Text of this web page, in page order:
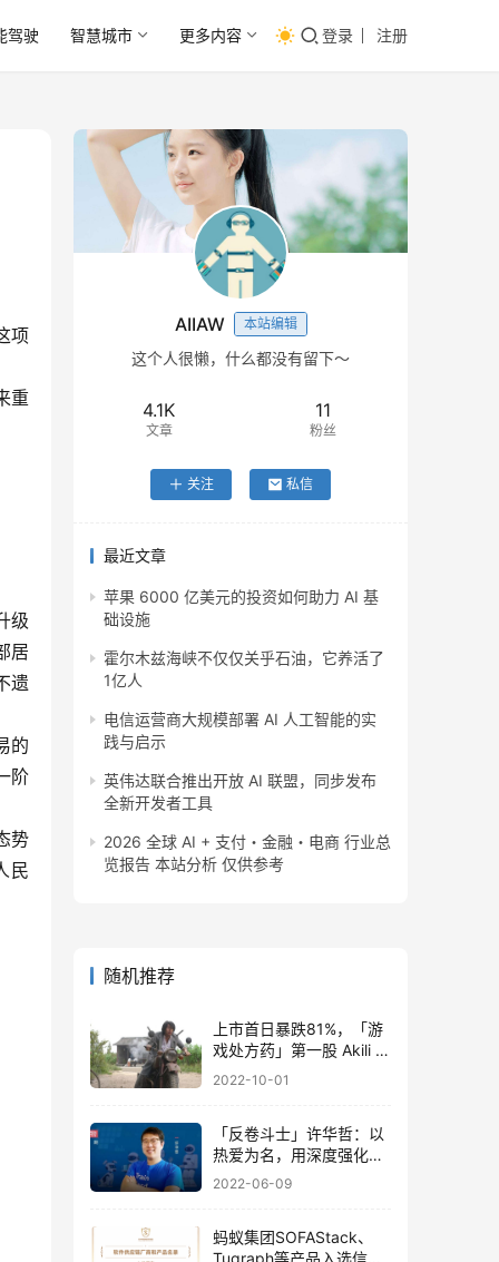
驾驶 智慧城市 更多内容 登录 注册
项
重
级
居
遗
的
阶
势
民
AIIAW 本站编辑
这个人很懒，什么都没有留下～
4.1K
文章
11
粉丝
关注 私信
最近文章
苹果 6000 亿美元的投资如何助力 AI 基
础设施
霍尔木兹海峡不仅仅关乎石油，它养活了
1亿人
电信运营商大规模部署 AI 人工智能的实
践与启示
英伟达联合推出开放 AI 联盟，同步发布
全新开发者工具
2026 全球 AI + 支付・金融・电商 行业总
览报告 本站分析 仅供参考
随机推荐
上市首日暴跌81%，「游
戏处方药」第一股 Akili 揭
开了数字疗法的营收「遮
2022-10-01
「反卷斗士」许华哲：以
热爱为名，用深度强化学
习打造一个「机器厨子」
2022-06-09
蚂蚁集团SOFAStack、